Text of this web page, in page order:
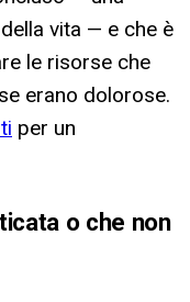
vita — e che è
le risorse che
erano dolorose.
per un
o che non